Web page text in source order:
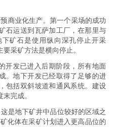
商业化生产。第一个采场的成功
石运送到瓦萨加工厂，在那里与
矿石是使用纵向深孔停止开采
采矿方法是横向停止。
开发已进入后期阶段，所有地面
。地下开发已经取得了足够的进
包括双斜坡道和通风系统。建设
完成。
是地下矿井中品位较好的区域之
化体在采矿计划进入更高品位的